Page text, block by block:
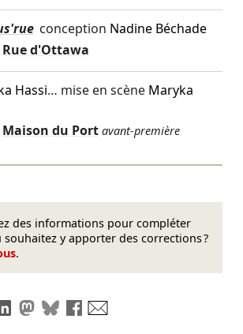
conception Nadine Béchade
Rue d'Ottawa
Hassi… mise en scène Maryka
Maison du Port avant-première
des informations pour compléter
souhaitez y apporter des corrections ?
.
le lien
Partager sur LinkedIn
Partager sur Mastodon
Partager sur Bluesky
Partager sur Facebook